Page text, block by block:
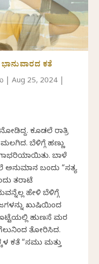
ಕತೆ
|Aug 25, 2024
ಕೂಡಲೆ ರಾತ್ರಿ
ಬೆಳಿಗ್ಗೆ ಹಣ್ಣು
ಬಾಳೆ
ಅನುಮಾನ ಬಂದು “ಸತ್ಯ
ತರಾಟೆ
ಹೇಳಿ ಬೆಳಿಗ್ಗೆ
ಖುಷಿಯಿಂದ
ಹುಣಸೆ ಮರ
ತೋರಿಸಿದ.
ಕತೆ “ಸಮು ಮತ್ತು